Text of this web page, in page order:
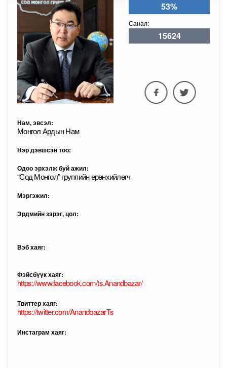
53%
Санал:
15624
Нам, эвсэл:
Монгол Ардын Нам
Нэр дэвшсэн тоо:
Одоо эрхэлж буй ажил:
“Сод Монгол” группийн ерөнхийлөгч
Мэргэжил:
Эрдмийн зэрэг, цол:
Вэб хаяг:
Фэйсбүүк хаяг:
https://www.facebook.com/ts.Anandbazar/
Твиттер хаяг:
https://twitter.com/AnandbazarTs
Инстаграм хаяг: